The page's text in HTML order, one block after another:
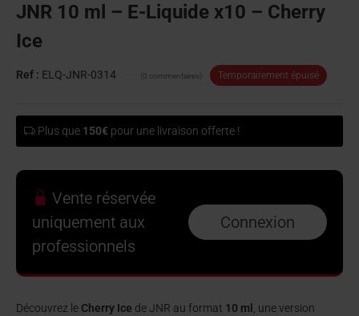
JNR 10 ml – E-Liquide x10 – Cherry
Ice
Ref : ELQ-JNR-0314 (0 commentaires) Temporairement épuisé
Plus que 150€ pour une livraison offerte !
Vente réservée
uniquement aux
professionnels
Connexion
Découvrez le Cherry Ice de JNR au format 10 ml
, une version